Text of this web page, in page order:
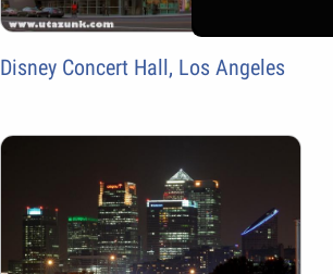
Disney Concert Hall, Los Angeles